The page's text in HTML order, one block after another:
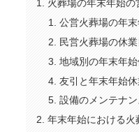
火葬場の年末年始の
公営火葬場の年
民営火葬場の休
地域別の年末年
友引と年末年始
設備のメンテナ
年末年始における火